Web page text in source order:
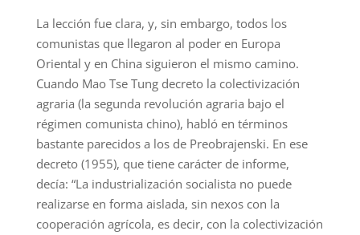
La lección fue clara, y, sin embargo, todos los
comunistas que llegaron al poder en Europa
Oriental y en China siguieron el mismo camino.
Cuando Mao Tse Tung decreto la colectivización
agraria (la segunda revolución agraria bajo el
régimen comunista chino), habló en términos
bastante parecidos a los de Preobrajenski. En ese
decreto (1955), que tiene carácter de informe,
decía: “La industrialización socialista no puede
realizarse en forma aislada, sin nexos con la
cooperación agrícola, es decir, con la colectivización